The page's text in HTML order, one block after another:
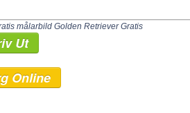
målarbild Golden Retriever Gratis
Ut
Online